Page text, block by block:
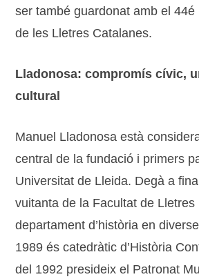
ser també guardonat amb el 44é
de les Lletres Catalanes.
Lladonosa: compromís cívic,
cultural
Manuel Lladonosa està
central de la fundació i primers
Universitat de Lleida. Degà a
vuitanta de la Facultat de Lletres
departament d’història en
1989 és catedràtic d’Història
del 1992 presideix el Patronat